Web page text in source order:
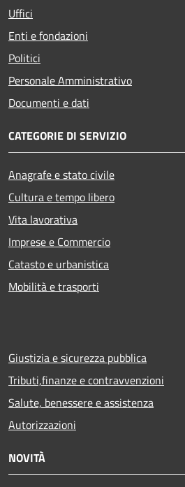
Uffici
Enti e fondazioni
Politici
Personale Amministrativo
Documenti e dati
CATEGORIE DI SERVIZIO
Anagrafe e stato civile
Cultura e tempo libero
Vita lavorativa
Imprese e Commercio
Catasto e urbanistica
Mobilità e trasporti
Giustizia e sicurezza pubblica
Tributi,finanze e contravvenzioni
Salute, benessere e assistenza
Autorizzazioni
NOVITÀ